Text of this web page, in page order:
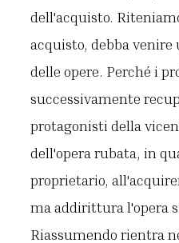
dell'acquisto.
acquisto, debba
delle opere. Perché i
successivamente
protagonisti della
dell'opera rubata, in
proprietario,
ma addirittura l'opera
Riassumendo rientra